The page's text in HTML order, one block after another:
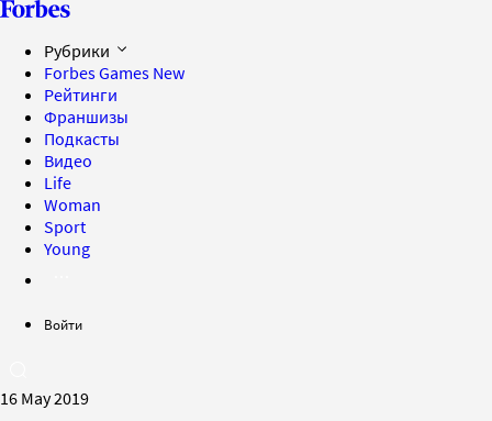
Рубрики
Forbes Games New
Рейтинги
Франшизы
Подкасты
Видео
Life
Woman
Sport
Young
Войти
16 May 2019